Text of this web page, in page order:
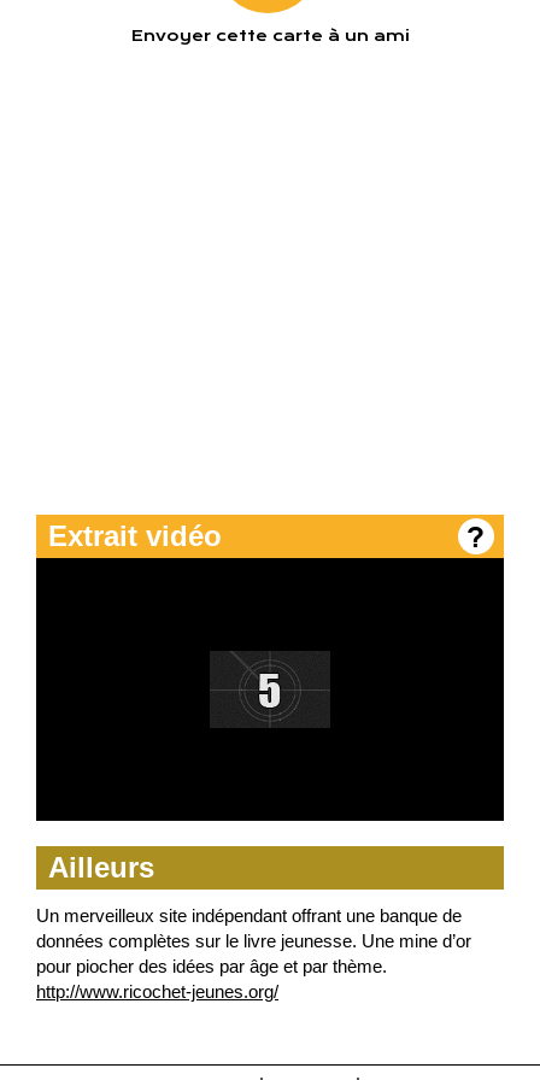
Envoyer cette carte à un ami
Envoyer cette carte !
Revoir la carte postale
Extrait vidéo
Ailleurs
Un merveilleux site indépendant offrant une banque de
données complètes sur le livre jeunesse. Une mine d’or
pour piocher des idées par âge et par thème.
http://www.ricochet-jeunes.org/